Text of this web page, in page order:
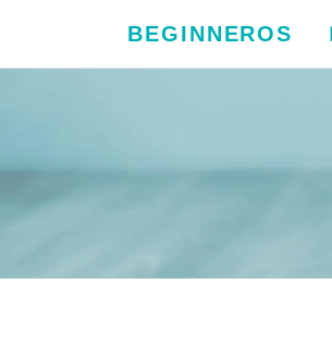
BEGINNEROS